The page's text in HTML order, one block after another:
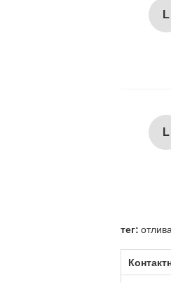
L
L
тег: